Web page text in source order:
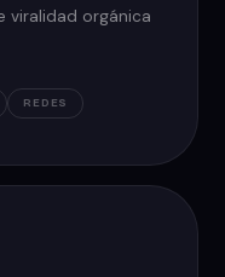
viralidad orgánica
REDES